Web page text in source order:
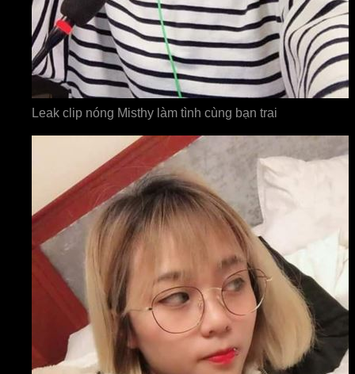
Leak clip nóng Misthy làm tình cùng bạn trai